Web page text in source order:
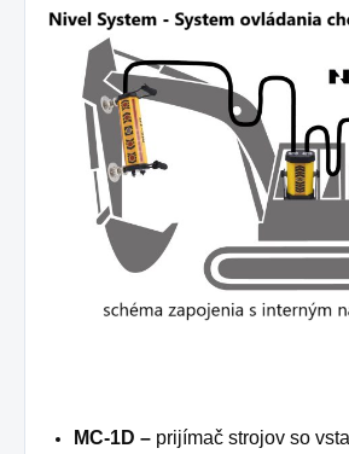
MC-1D – prijímač strojov so